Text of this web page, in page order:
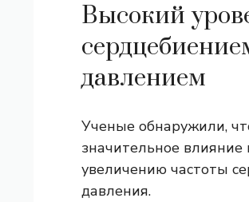
Высокий
давлением
Ученые обнаружили,
значительное
увеличению частоты
давления.